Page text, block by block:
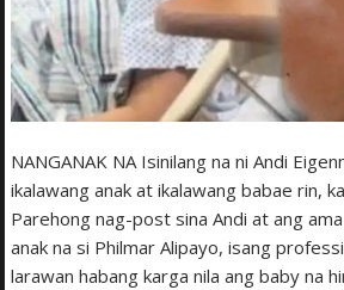
NANGANAK NA Isinilang na ni Andi
ikalawang anak at ikalawang babae rin,
Parehong nag-post sina Andi at ang
anak na si Philmar Alipayo, isang
larawan habang karga nila ang baby na